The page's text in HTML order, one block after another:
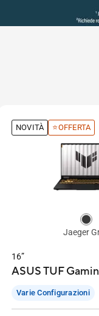
NOVITÀ ⭐OFFERTA
Jaeger
16”
ASUS TUF
Varie Configurazioni